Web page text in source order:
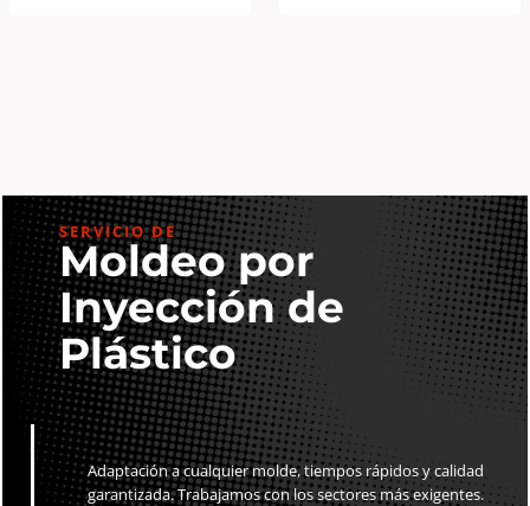
SERVICIO DE
Moldeo por
Inyección de
Plástico
Adaptación a cualquier molde, tiempos rápidos y calidad
garantizada. Trabajamos con los sectores más exigentes.